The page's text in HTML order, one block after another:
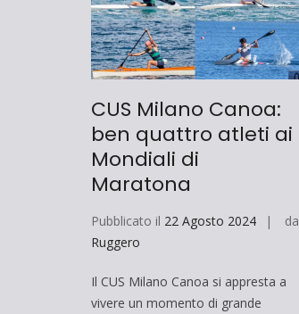
CUS Milano Canoa:
ben quattro atleti ai
Mondiali di
Maratona
Pubblicato il 22 Agosto 2024
da
Ruggero
Il CUS Milano Canoa si appresta a
vivere un momento di grande